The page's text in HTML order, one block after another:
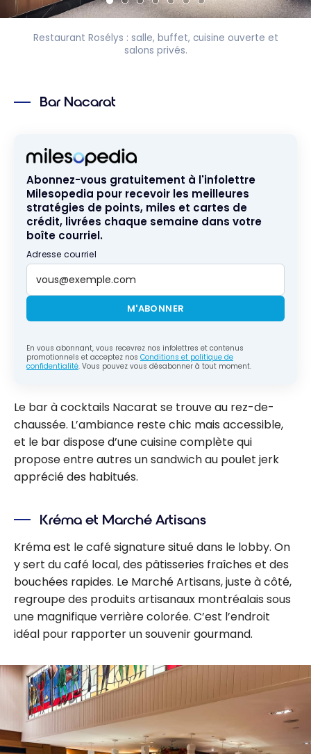
Restaurant Rosélys : salle, buffet, cuisine ouverte et
salons privés.
Bar Nacarat
Abonnez-vous gratuitement à l'infolettre
Milesopedia pour recevoir les meilleures
stratégies de points, miles et cartes de
crédit, livrées chaque semaine dans votre
boîte courriel.
Adresse courriel
M'ABONNER
En vous abonnant, vous recevrez nos infolettres et contenus
promotionnels et acceptez nos Conditions et politique de
confidentialité. Vous pouvez vous désabonner à tout moment.
Le bar à cocktails Nacarat se trouve au rez-de-
chaussée. L’ambiance reste chic mais accessible,
et le bar dispose d’une cuisine complète qui
propose entre autres un sandwich au poulet jerk
apprécié des habitués.
Kréma et Marché Artisans
Kréma est le café signature situé dans le lobby. On
y sert du café local, des pâtisseries fraîches et des
bouchées rapides. Le Marché Artisans, juste à côté,
regroupe des produits artisanaux montréalais sous
une magnifique verrière colorée. C’est l’endroit
idéal pour rapporter un souvenir gourmand.